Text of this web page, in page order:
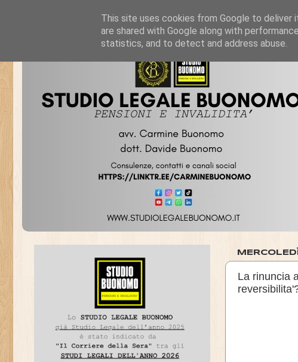
La rinuncia
This site uses cookies from Google to deliver
are shared with Google along with
statistics, and to detect and address abuse.